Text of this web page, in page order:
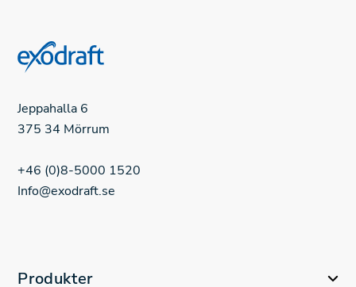
Jeppahalla 6
375 34 Mörrum
+46 (0)8-5000 1520
Info@exodraft.se
Produkter